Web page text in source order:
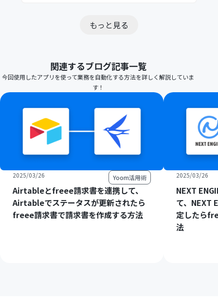
もっと見る
関連するブログ記事一覧
今回使用したアプリを使って業務を自動化する方法を詳しく解説していま
す！
2025/03/26 Yoom活用術
Airtableとfreee請求書を連携して、
Airtableでステータスが更新されたら
freee請求書で請求書を作成する方法
2025/03/26
NEXT
て、NEXT
定したら
法